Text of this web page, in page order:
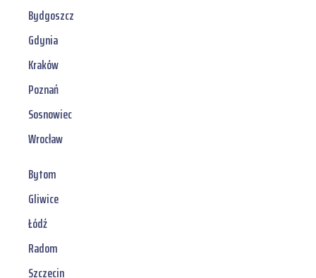
Bydgoszcz
Gdynia
Kraków
Poznań
Sosnowiec
Wrocław
Bytom
Gliwice
Łódź
Radom
Szczecin